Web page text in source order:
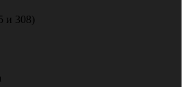
и 308)